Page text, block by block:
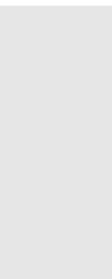
2026-08-05 15:00:03